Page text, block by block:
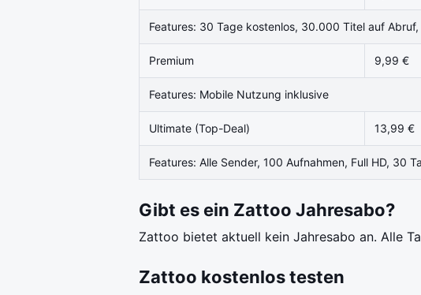
Features: 30 Tage kostenlos, 30.000 Titel auf Abruf,
Premium 9,99 €
Features: Mobile Nutzung inklusive
Ultimate (Top-Deal) 13,99 €
Features: Alle Sender, 100 Aufnahmen, Full HD, 30
Gibt es ein Zattoo Jahresabo?
Zattoo bietet aktuell kein Jahresabo an. Alle
Zattoo kostenlos testen